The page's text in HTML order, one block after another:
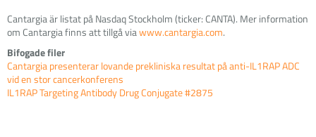
Cantargia är listat på Nasdaq Stockholm (ticker: CANTA). Mer information
om Cantargia finns att tillgå viawww.cantargia.com.
Bifogade filer
Cantargia presenterar lovande prekliniska resultat på anti-IL1RAP ADC
vid en stor cancerkonferens
IL1RAP Targeting Antibody Drug Conjugate #2875